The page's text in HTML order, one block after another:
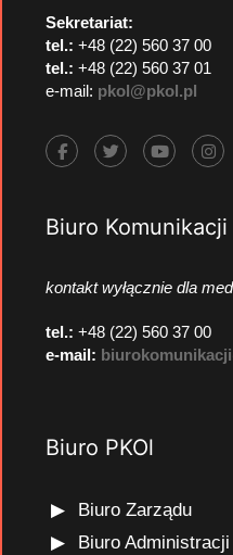
Sekretariat:
tel.: +48 (22) 560 37 00
tel.: +48 (22) 560 37 01
e-mail: pkol@pkol.pl
Biuro Komunikacji
kontakt wyłącznie dla
tel.: +48 (22) 560 37 00
e-mail:
Biuro PKOl
Biuro Zarządu
Biuro Administracji